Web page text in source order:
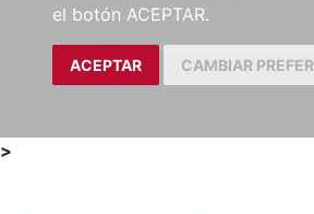
el botón ACEPTAR.
ACEPTAR CAMBIAR
>